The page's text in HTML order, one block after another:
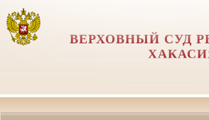
ВЕРХОВНЫЙ СУД